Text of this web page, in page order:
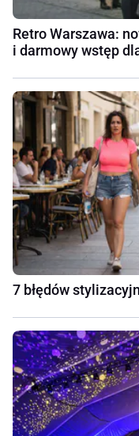
Retro Warszawa:
i darmowy wstęp
7 błędów